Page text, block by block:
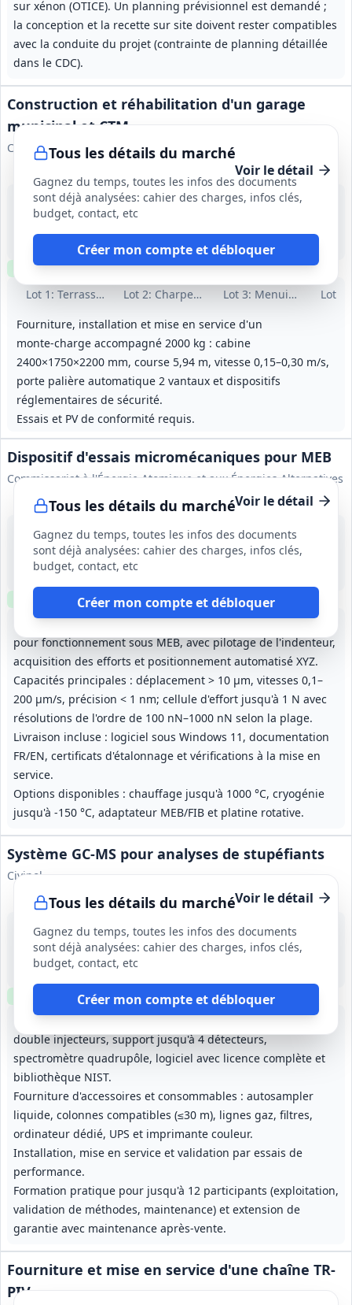
sur xénon (OTICE). Un planning prévisionnel est demandé ;
la conception et la recette sur site doivent rester compatibles
avec la conduite du projet (contrainte de planning détaillée
dans le CDC).
Tous les détails du marché
Gagnez du temps, toutes les infos des documents
sont déjà analysées: cahier des charges, infos clés,
budget, contact, etc
Créer mon compte et débloquer
Construction et réhabilitation d'un garage
municipal et CTM
Commune de Rueil‑Malmaison
Voir le détail
Lot 1 : Terrassements et gros‑œuvre
Lot 2: Charpente, couverture et bardage
Lot 3: MenuiseriesLot
Fourniture, installation et mise en service d'un
monte‑charge accompagné 2000 kg : cabine
2400×1750×2200 mm, course 5,94 m, vitesse 0,15–0,30 m/s,
porte palière automatique 2 vantaux et dispositifs
réglementaires de sécurité.
Essais et PV de conformité requis.
21 août 2026
Rueil‑Malmaison (92)
Octobre 2026 → janvier 2028 (phases 1 et 2)
Clause environnementale Visiterequise
Tous les détails du marché
Gagnez du temps, toutes les infos des documents
sont déjà analysées: cahier des charges, infos clés,
budget, contact, etc
Créer mon compte et débloquer
Dispositif d'essais micromécaniques pour MEB
Commissariat à l'Énergie Atomique et aux Énergies Alternatives
Voir le détail
Fourniture d'un dispositif d'essais micromécaniques intégré
pour fonctionnement sous MEB, avec pilotage de l'indenteur,
acquisition des efforts et positionnement automatisé XYZ.
Capacités principales : déplacement > 10 µm, vitesses 0,1–
200 µm/s, précision < 1 nm; cellule d'effort jusqu'à 1 N avec
résolutions de l'ordre de 100 nN–1000 nN selon la plage.
Livraison incluse : logiciel sous Windows 11, documentation
FR/EN, certificats d'étalonnage et vérifications à la mise en
service.
Options disponibles : chauffage jusqu'à 1000 °C, cryogénie
jusqu'à -150 °C, adaptateur MEB/FIB et platine rotative.
21 août 2026
Bruyères-le-Châtel (91)
6 mois; maintenabilité 10 ans
Clause environnementale Échantillons requis
Tous les détails du marché
Gagnez du temps, toutes les infos des documents
sont déjà analysées: cahier des charges, infos clés,
budget, contact, etc
Créer mon compte et débloquer
Système GC‑MS pour analyses de stupéfiants
Civipol
Voir le détail
Fourniture d'un système GC‑MS complet : chromatographe
double injecteurs, support jusqu'à 4 détecteurs,
spectromètre quadrupôle, logiciel avec licence complète et
bibliothèque NIST.
Fourniture d'accessoires et consommables : autosampler
liquide, colonnes compatibles (≤30 m), lignes gaz, filtres,
ordinateur dédié, UPS et imprimante couleur.
Installation, mise en service et validation par essais de
performance.
Formation pratique pour jusqu'à 12 participants (exploitation,
validation de méthodes, maintenance) et extension de
garantie avec maintenance après‑vente.
24 août 2026
Moldova
Clause environnementale Clause sociale Visite
Fourniture et mise en service d'une chaîne TR-
PIV